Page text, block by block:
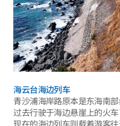
海云台海边列车
青沙浦海岸路原本是东海南部
过去行驶于海边悬崖上的火车
现在的海边列车则载着游客往